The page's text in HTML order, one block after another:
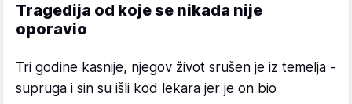
Tragedija od koje se nikada nije
oporavio
Tri godine kasnije, njegov život srušen je iz temelja -
supruga i sin su išli kod lekara jer je on bio